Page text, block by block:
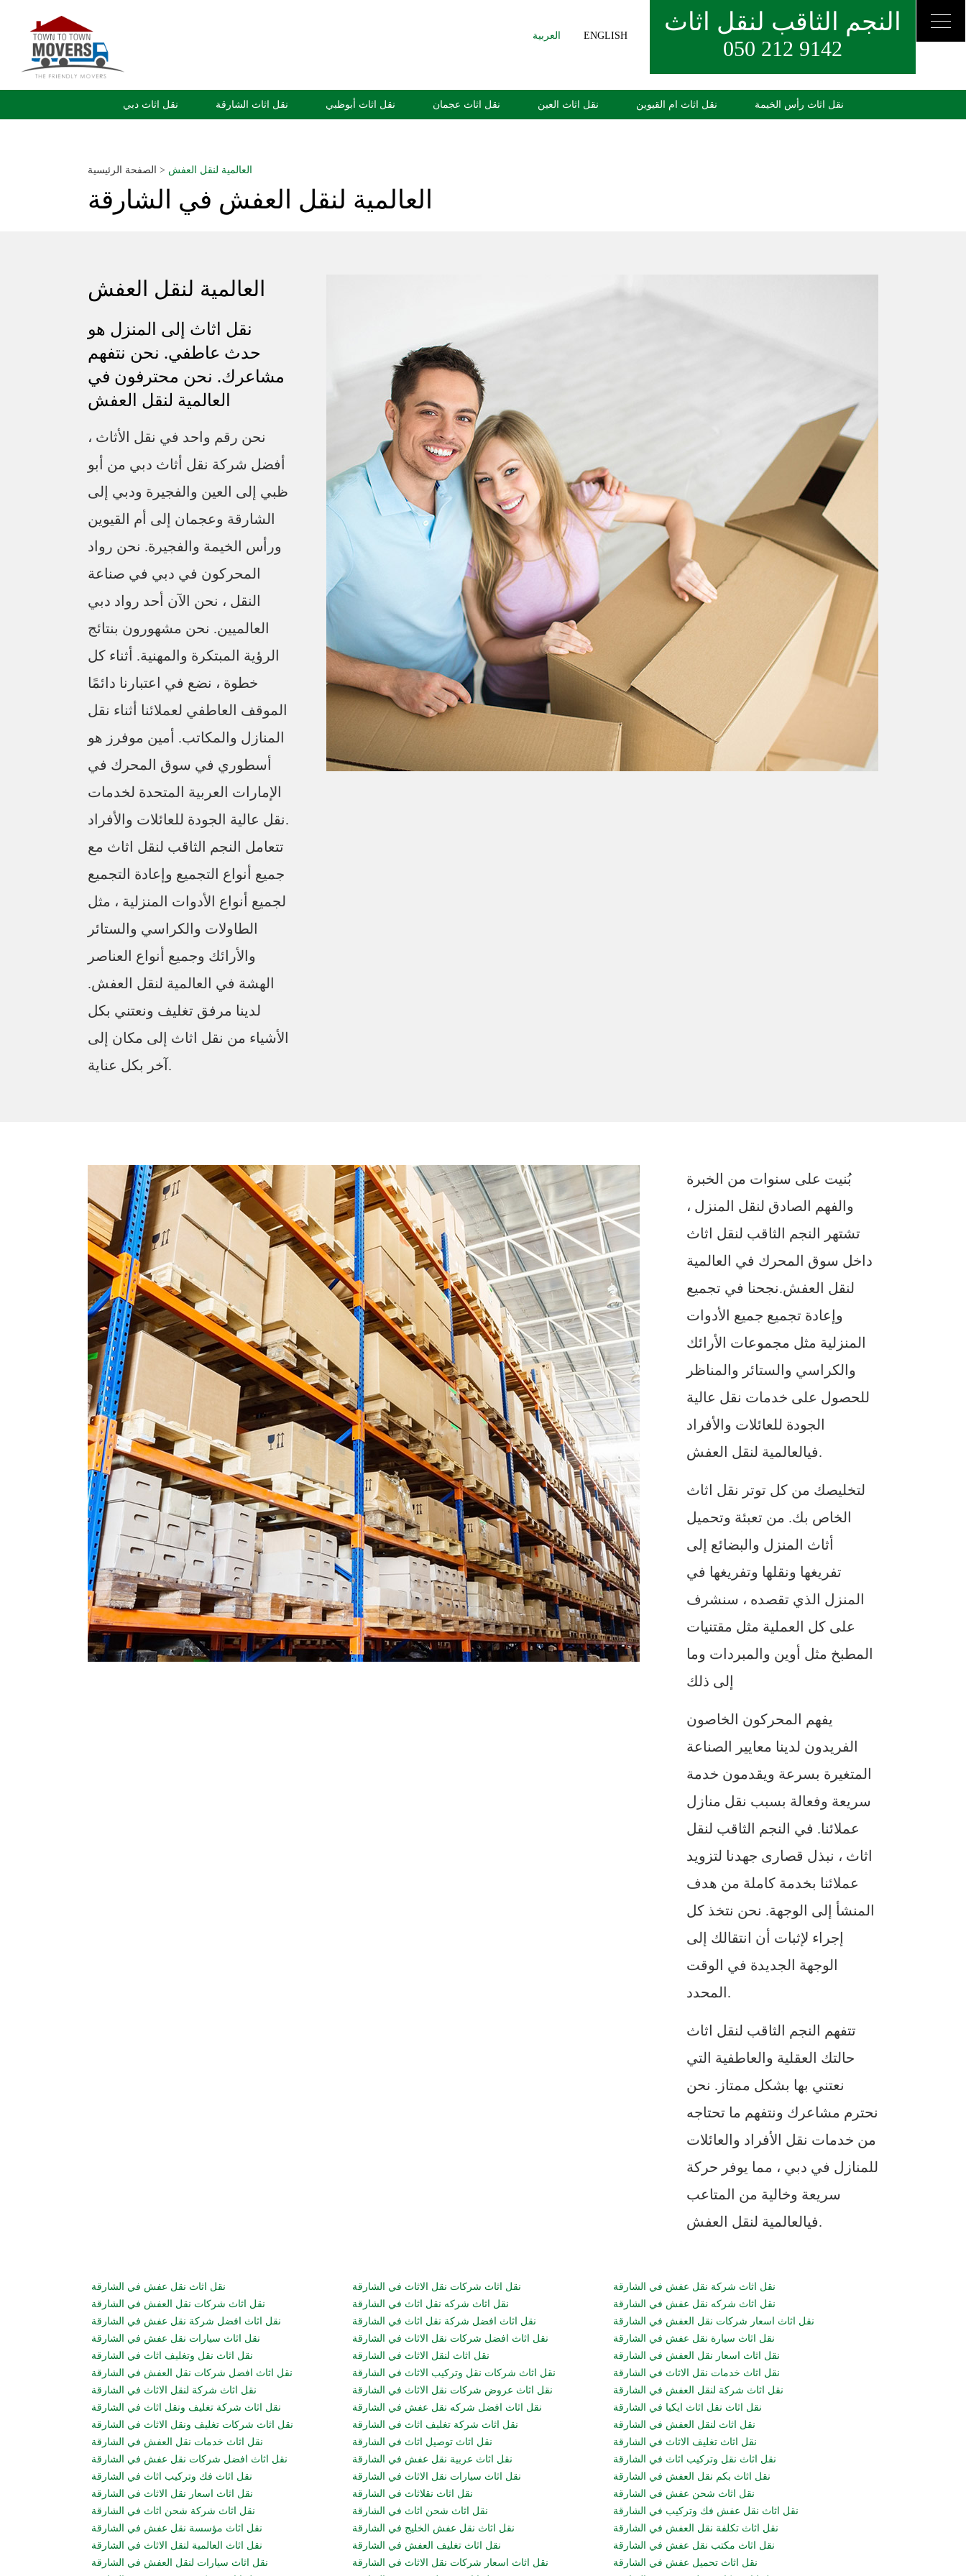
العربية ENGLISH النجم الثاقب لنقل اثاث
050 212 9142
نقل اثاث دبي نقل اثاث الشارقة نقل اثاث أبوظبي نقل اثاث عجمان نقل اثاث العين نقل اثاث ام القيوين نقل اثاث رأس الخيمة
الصفحة الرئيسية > العالمية لنقل العفش
العالمية لنقل العفش في الشارقة
العالمية لنقل العفش
نقل اثاث إلى المنزل هو
حدث عاطفي. نحن نتفهم
مشاعرك. نحن محترفون في
العالمية لنقل العفش
نحن رقم واحد في نقل الأثاث ،
أفضل شركة نقل أثاث دبي من أبو
ظبي إلى العين والفجيرة ودبي إلى
الشارقة وعجمان إلى أم القيوين
ورأس الخيمة والفجيرة. نحن رواد
المحركون في دبي في صناعة
النقل ، نحن الآن أحد رواد دبي
العالميين. نحن مشهورون بنتائج
الرؤية المبتكرة والمهنية. أثناء كل
خطوة ، نضع في اعتبارنا دائمًا
الموقف العاطفي لعملائنا أثناء نقل
المنازل والمكاتب. أمين موفرز هو
أسطوري في سوق المحرك في
الإمارات العربية المتحدة لخدمات
نقل عالية الجودة للعائلات والأفراد.
تتعامل النجم الثاقب لنقل اثاث مع
جميع أنواع التجميع وإعادة التجميع
لجميع أنواع الأدوات المنزلية ، مثل
الطاولات والكراسي والستائر
والأرائك وجميع أنواع العناصر
الهشة في العالمية لنقل العفش.
لدينا مرفق تغليف ونعتني بكل
الأشياء من نقل اثاث إلى مكان إلى
آخر بكل عناية.
بُنيت على سنوات من الخبرة
والفهم الصادق لنقل المنزل ،
تشتهر النجم الثاقب لنقل اثاث
داخل سوق المحرك في العالمية
لنقل العفش.نجحنا في تجميع
وإعادة تجميع جميع الأدوات
المنزلية مثل مجموعات الأرائك
والكراسي والستائر والمناظر
للحصول على خدمات نقل عالية
الجودة للعائلات والأفراد
فيالعالمية لنقل العفش.
لتخليصك من كل توتر نقل اثاث
الخاص بك. من تعبئة وتحميل
أثاث المنزل والبضائع إلى
تفريغها ونقلها وتفريغها في
المنزل الذي تقصده ، سنشرف
على كل العملية مثل مقتنيات
المطبخ مثل أوين والمبردات وما
إلى ذلك
يفهم المحركون الخاصون
الفريدون لدينا معايير الصناعة
المتغيرة بسرعة ويقدمون خدمة
سريعة وفعالة بسبب نقل منازل
عملائنا. في النجم الثاقب لنقل
اثاث ، نبذل قصارى جهدنا لتزويد
عملائنا بخدمة كاملة من هدف
المنشأ إلى الوجهة. نحن نتخذ كل
إجراء لإثبات أن انتقالك إلى
الوجهة الجديدة في الوقت
المحدد.
تتفهم النجم الثاقب لنقل اثاث
حالتك العقلية والعاطفية التي
نعتني بها بشكل ممتاز. نحن
نحترم مشاعرك ونتفهم ما تحتاجه
من خدمات نقل الأفراد والعائلات
للمنازل في دبي ، مما يوفر حركة
سريعة وخالية من المتاعب
فيالعالمية لنقل العفش.
نقل اثاث نقل عفش في الشارقة نقل اثاث شركات نقل الاثاث في الشارقة
نقل اثاث شركة نقل عفش في الشارقة
نقل اثاث شركات نقل العفش في الشارقة
نقل اثاث شركه نقل اثاث في الشارقة
نقل اثاث شركه نقل عفش في الشارقة
نقل اثاث افضل شركة نقل عفش في الشارقة
نقل اثاث افضل شركة نقل اثاث في الشارقة
نقل اثاث اسعار شركات نقل العفش في الشارقة
نقل اثاث سيارات نقل عفش في الشارقة
نقل اثاث افضل شركات نقل الاثاث في الشارقة
نقل اثاث سيارة نقل عفش في الشارقة
نقل اثاث نقل وتغليف اثاث في الشارقة
نقل اثاث لنقل الاثاث في الشارقة
نقل اثاث اسعار نقل العفش في الشارقة
نقل اثاث افضل شركات نقل العفش في الشارقة
نقل اثاث شركات نقل وتركيب الاثاث في الشارقة
نقل اثاث خدمات نقل الاثاث في الشارقة
نقل اثاث شركة لنقل الاثاث في الشارقة
نقل اثاث عروض شركات نقل الاثاث في الشارقة
نقل اثاث شركة لنقل العفش في الشارقة
نقل اثاث شركة تغليف ونقل اثاث في الشارقة
نقل اثاث افضل شركه نقل عفش في الشارقة
نقل اثاث نقل اثاث ايكيا في الشارقة
نقل اثاث شركات تغليف ونقل الاثاث في الشارقة
نقل اثاث شركة تغليف اثاث في الشارقة
نقل اثاث لنقل العفش في الشارقة
نقل اثاث خدمات نقل العفش في الشارقة
نقل اثاث توصيل اثاث في الشارقة
نقل اثاث تغليف الاثاث في الشارقة
نقل اثاث افضل شركات نقل عفش في الشارقة
نقل اثاث عربية نقل عفش في الشارقة
نقل اثاث نقل وتركيب اثاث في الشارقة
نقل اثاث فك وتركيب اثاث في الشارقة
نقل اثاث سيارات نقل الاثاث في الشارقة
نقل اثاث بكم نقل العفش في الشارقة
نقل اثاث اسعار نقل الاثاث في الشارقة
نقل اثاث نقلاثاث في الشارقة
نقل اثاث شحن عفش في الشارقة
نقل اثاث شركة شحن اثاث في الشارقة
نقل اثاث شحن اثاث في الشارقة
نقل اثاث نقل عفش فك وتركيب في الشارقة
نقل اثاث مؤسسة نقل عفش في الشارقة
نقل اثاث نقل عفش الخليج في الشارقة
نقل اثاث تكلفة نقل العفش في الشارقة
نقل اثاث العالمية لنقل الاثاث في الشارقة
نقل اثاث تغليف العفش في الشارقة
نقل اثاث مكتب نقل عفش في الشارقة
نقل اثاث سيارات لنقل العفش في الشارقة
نقل اثاث اسعار شركات نقل الاثاث في الشارقة
نقل اثاث تحميل عفش في الشارقة